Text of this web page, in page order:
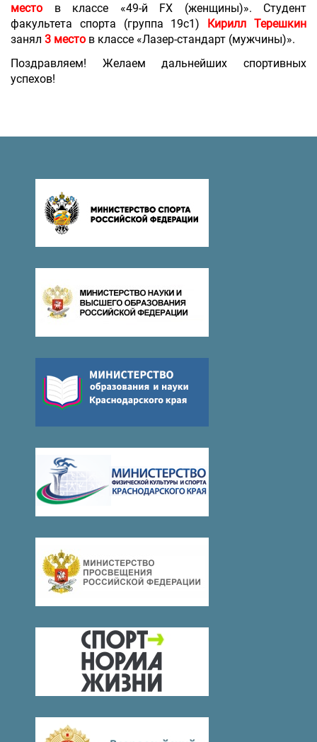
место в классе «49-й FX (женщины)». Студент
факультета спорта (группа 19с1) Кирилл Терешкин
занял 3 место в классе «Лазер-стандарт (мужчины)».
Поздравляем! Желаем дальнейших спортивных
успехов!